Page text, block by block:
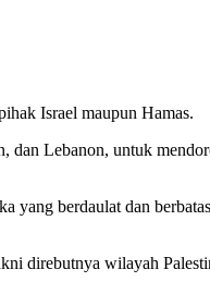
Israel maupun Hamas.
Lebanon, untuk
berdaulat dan
direbutnya wilayah